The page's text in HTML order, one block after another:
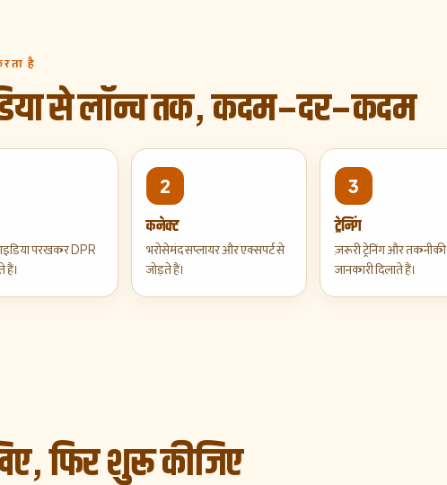
है
से लॉन्च तक, कदम-दर-कदम
परखकर DPR
हैं।
2
कनेक्ट
भरोसेमंद सप्लायर और एक्सपर्ट से
जोड़ते हैं।
3
ट्रेनिंग
ज़रूरी ट्रेनिंग और तकनीकी
जानकारी दिलाते हैं।
फिर शुरू कीजिए